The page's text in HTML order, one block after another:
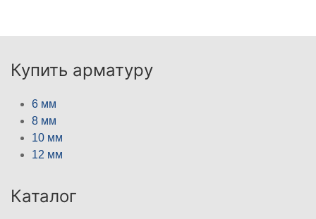
Купить арматуру
6 мм
8 мм
10 мм
12 мм
Каталог